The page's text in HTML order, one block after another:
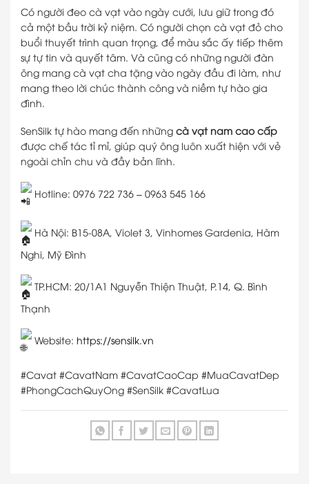
Có người đeo cà vạt vào ngày cưới, lưu giữ trong đó
cả một bầu trời kỷ niệm. Có người chọn cà vạt đỏ cho
buổi thuyết trình quan trọng, để màu sắc ấy tiếp thêm
sự tự tin và quyết tâm. Và cũng có những người đàn
ông mang cà vạt cha tặng vào ngày đầu đi làm, như
mang theo lời chúc thành công và niềm tự hào gia
đình.
SenSilk tự hào mang đến những cà vạt nam cao cấp
được chế tác tỉ mỉ, giúp quý ông luôn xuất hiện với vẻ
ngoài chỉn chu và đầy bản lĩnh.
Hotline: 0976 722 736 – 0963 545 166
Hà Nội: B15-08A, Violet 3, Vinhomes Gardenia, Hàm
Nghi, Mỹ Đình
TP.HCM: 20/1A1 Nguyễn Thiện Thuật, P.14, Q. Bình
Thạnh
Website: https://sensilk.vn
#Cavat #CavatNam #CavatCaoCap #MuaCavatDep
#PhongCachQuyOng #SenSilk #CavatLua